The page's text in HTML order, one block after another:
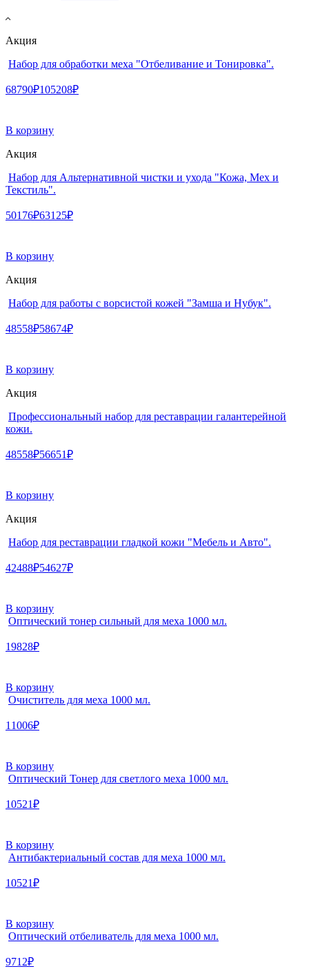
Акция
Набор для обработки меха "Отбеливание и Тонировка".
68790₽105208₽
В корзину
Акция
Набор для Альтернативной чистки и ухода "Кожа, Мех и
Текстиль".
50176₽63125₽
В корзину
Акция
Набор для работы с ворсистой кожей "Замша и Нубук".
48558₽58674₽
В корзину
Акция
Профессиональный набор для реставрации галантерейной
кожи.
48558₽56651₽
В корзину
Акция
Набор для реставрации гладкой кожи "Мебель и Авто".
42488₽54627₽
В корзину
Оптический тонер сильный для меха 1000 мл.
19828₽
В корзину
Очиститель для меха 1000 мл.
11006₽
В корзину
Оптический Тонер для светлого меха 1000 мл.
10521₽
В корзину
Антибактериальный состав для меха 1000 мл.
10521₽
В корзину
Оптический отбеливатель для меха 1000 мл.
9712₽